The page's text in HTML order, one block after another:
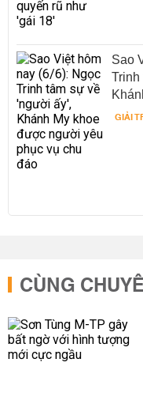
Sao
yêu
GIẢI
CÙNG